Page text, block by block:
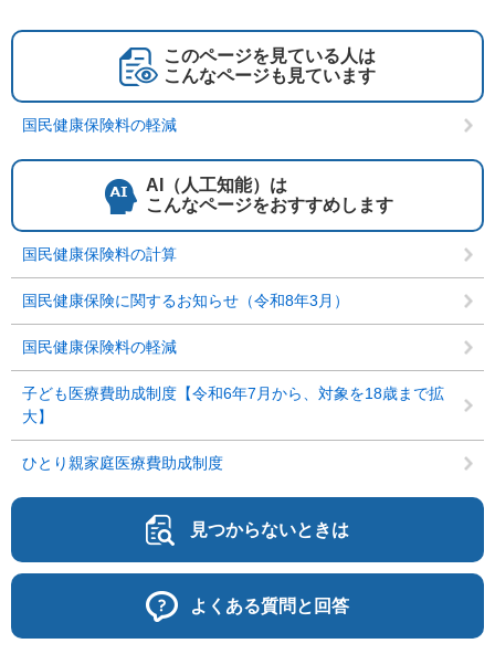
このページを見ている人は
こんなページも見ています
国民健康保険料の軽減
AI（人工知能）は
こんなページをおすすめします
国民健康保険料の計算
国民健康保険に関するお知らせ（令和8年3月）
国民健康保険料の軽減
子ども医療費助成制度【令和6年7月から、対象を18歳まで拡
大】
ひとり親家庭医療費助成制度
見つからないときは
よくある質問と回答